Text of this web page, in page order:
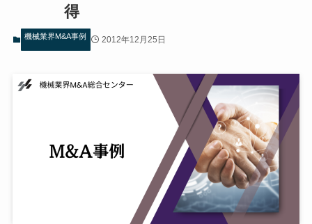
得
機械業界M&A事例 2012年12月25日